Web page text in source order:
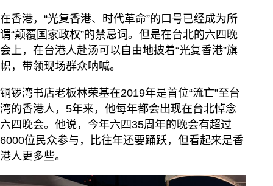
在香港，“光复香港、时代革命”的口号已经成为所
谓“颠覆国家政权”的禁忌词。但是在台北的六四晚
会上，在台港人赴汤可以自由地披着“光复香港”旗
帜，带领现场群众呐喊。
铜锣湾书店老板林荣基在2019年是首位“流亡”至台
湾的香港人，5年来，他每年都会出现在台北悼念
六四晚会。他说，今年六四35周年的晚会有超过
6000位民众参与，比往年还要踊跃，但看起来是香
港人更多些。